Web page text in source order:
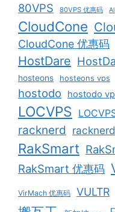
80VPS 80VPS 优惠码
CloudCone
CloudCone 优惠码
HostDare
hosteons hosteons vps
hostodo hostodo
LOCVPS
racknerd
RakSmart
RakSmart 优惠码
VirMach 优惠码 VULTR